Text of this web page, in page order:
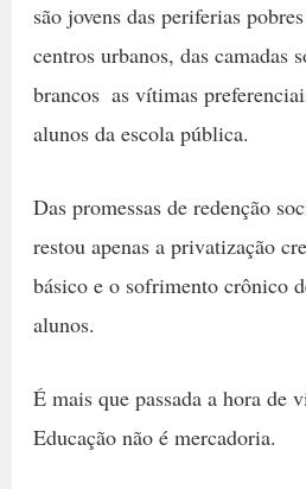
são jovens das periferias
centros urbanos, das camadas
brancos  as vítimas
alunos da escola pública.
Das promessas de redenção
restou apenas a privatização
básico e o sofrimento crônico
alunos.
É mais que passada a hora de
Educação não é mercadoria.